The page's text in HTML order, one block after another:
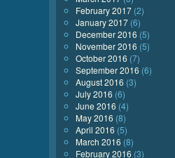
February 2017 (2)
January 2017 (6)
December 2016 (5)
November 2016 (5)
October 2016 (7)
September 2016 (6)
August 2016 (3)
July 2016 (6)
June 2016 (4)
May 2016 (8)
April 2016 (5)
March 2016 (8)
February 2016 (3)